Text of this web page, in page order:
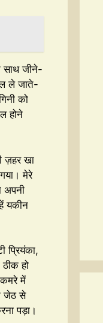
साथ जीने-
ले जाते-
को
होने
ज़हर खा
मेरे
अपनी
यकीन
प्रियंका,
हो
कमरे में
जेठ से
पड़ा।